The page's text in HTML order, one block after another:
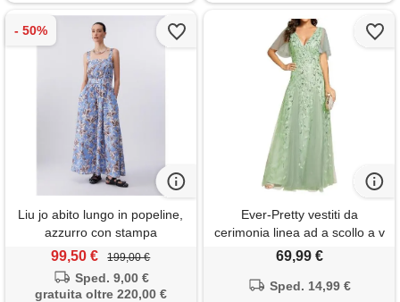
Liu jo abito lungo in popeline,
azzurro con stampa
99,50 € 199,00 €
Sped. 9,00 €
gratuita oltre 220,00 €
Ever-Pretty vestiti da
cerimonia linea ad a scollo a v
per cerimonia sera damigella
menta verde 42
69,99 €
Sped. 14,99 €